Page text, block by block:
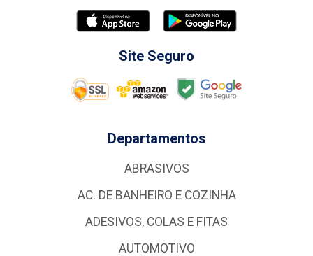
Site Seguro
Departamentos
ABRASIVOS
AC. DE BANHEIRO E COZINHA
ADESIVOS, COLAS E FITAS
AUTOMOTIVO